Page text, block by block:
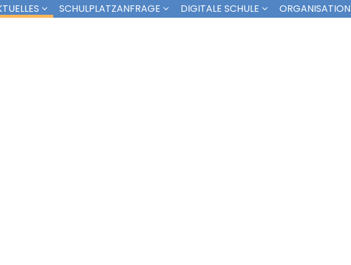
SCHULPLATZANFRAGE DIGITALE SCHULE ORGANISATION